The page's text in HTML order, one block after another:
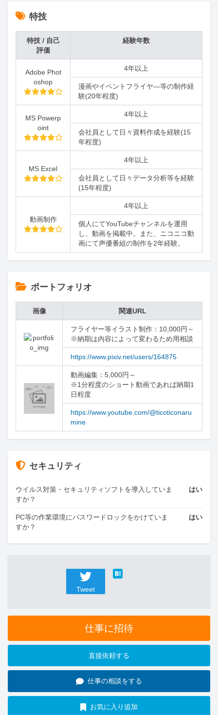
特技
特技 / 自己
評価
経験年数
Adobe Phot
oshop
4年以上
漫画やイベントフライヤ―等の制作経
験(20年程度)
MS Powerp
oint
4年以上
会社員として日々資料作成を経験(15
年程度)
MS Excel
4年以上
会社員として日々データ分析等を経験
(15年程度)
動画制作
4年以上
個人にてYouTubeチャンネルを運用
し、動画を掲載中。また、ニコニコ動
画にて声優番組の制作を2年経験。
ポートフォリオ
画像 関連URL
フライヤー等イラスト制作：10,000円～
※納期は内容によって変わるため用相談
https://www.pixiv.net/users/164875
動画編集：5,000円～
※1分程度のショート動画であれば納期1
日程度
https://www.youtube.com/@ticoticonaru
mine
セキュリティ
ウイルス対策・セキュリティソフトを導入していま
すか？
はい
PC等の作業環境にパスワードロックをかけていま
すか？
はい
Tweet
仕事に招待
直接依頼する
仕事の相談をする
お気に入り追加